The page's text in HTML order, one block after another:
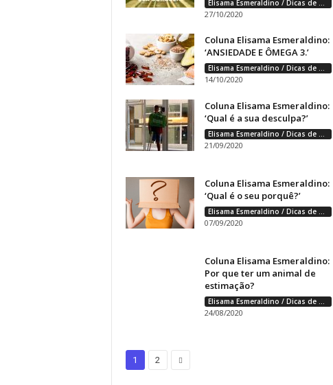
Elisama Esmeraldino / Dicas de Bem Estar
27/10/2020
Coluna Elisama Esmeraldino:
‘ANSIEDADE E ÔMEGA 3.’
Elisama Esmeraldino / Dicas de Bem Estar
14/10/2020
Coluna Elisama Esmeraldino:
‘Qual é a sua desculpa?’
Elisama Esmeraldino / Dicas de Bem Estar
21/09/2020
Coluna Elisama Esmeraldino:
‘Qual é o seu porquê?’
Elisama Esmeraldino / Dicas de Bem Estar
07/09/2020
Coluna Elisama Esmeraldino:
Por que ter um animal de
estimação?
Elisama Esmeraldino / Dicas de Bem Estar
24/08/2020
1 2